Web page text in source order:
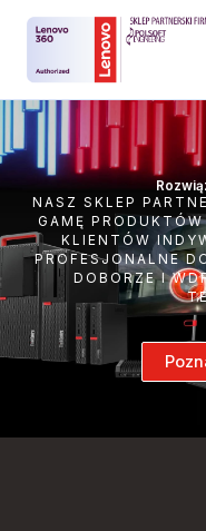
NASZ SKLEP
GAMĘ
KLIENTÓW
PROFESJONALNE
DOBORZE I